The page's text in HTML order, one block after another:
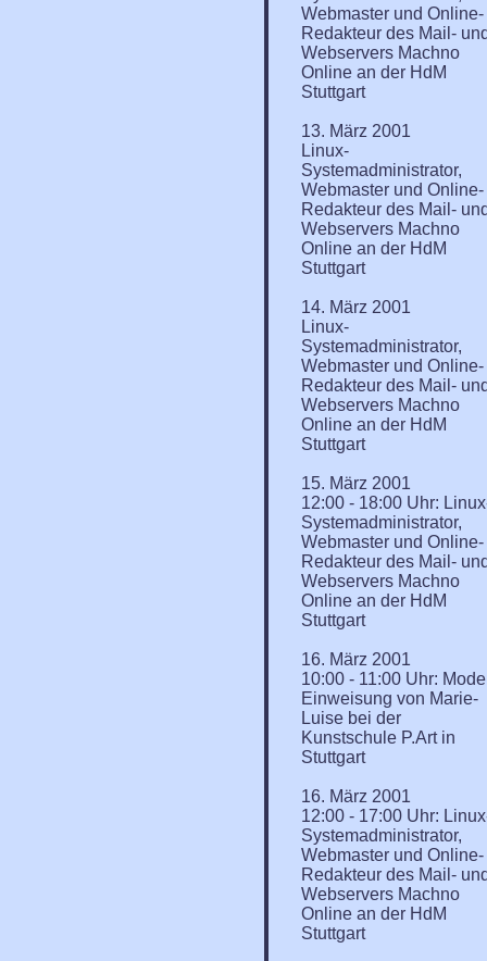
Webmaster und Online-
Redakteur des Mail-
Webservers Machno
Online an der HdM
Stuttgart
13. März 2001
Linux-
Systemadministrator,
Webmaster und Online-
Redakteur des Mail-
Webservers Machno
Online an der HdM
Stuttgart
14. März 2001
Linux-
Systemadministrator,
Webmaster und Online-
Redakteur des Mail-
Webservers Machno
Online an der HdM
Stuttgart
15. März 2001
12:00 - 18:00 Uhr:
Systemadministrator,
Webmaster und Online-
Redakteur des Mail-
Webservers Machno
Online an der HdM
Stuttgart
16. März 2001
10:00 - 11:00 Uhr:
Einweisung von Marie-
Luise bei der
Kunstschule P.Art in
Stuttgart
16. März 2001
12:00 - 17:00 Uhr:
Systemadministrator,
Webmaster und Online-
Redakteur des Mail-
Webservers Machno
Online an der HdM
Stuttgart